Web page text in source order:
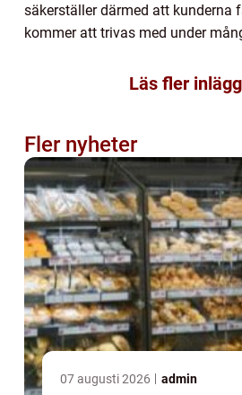
säkerställer därmed att kunderna
kommer att trivas med under
Läs fler
Fler nyheter
07 augusti 2026 admin